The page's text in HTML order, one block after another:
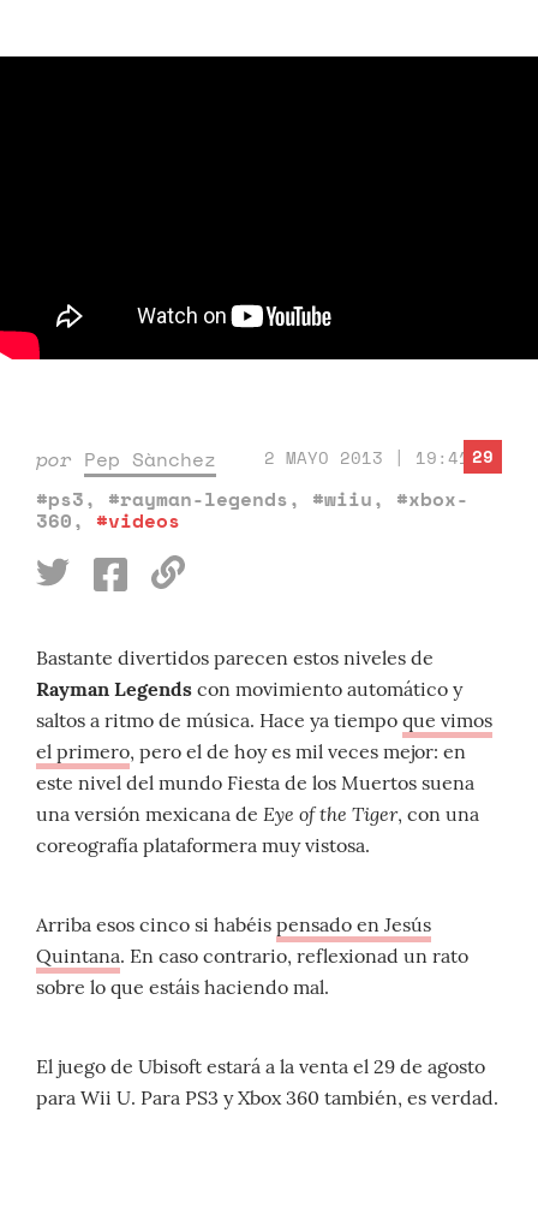
por Pep Sànchez 2 MAYO 2013 | 19:41
#ps3, #rayman-legends, #wiiu, #xbox-
360, #videos
29
Bastante divertidos parecen estos niveles de
Rayman Legends con movimiento automático y
saltos a ritmo de música. Hace ya tiempo que vimos
el primero, pero el de hoy es mil veces mejor: en
este nivel del mundo Fiesta de los Muertos suena
una versión mexicana de Eye of the Tiger, con una
coreografía plataformera muy vistosa.
Arriba esos cinco si habéis pensado en Jesús
Quintana. En caso contrario, reflexionad un rato
sobre lo que estáis haciendo mal.
El juego de Ubisoft estará a la venta el 29 de agosto
para Wii U. Para PS3 y Xbox 360 también, es verdad.